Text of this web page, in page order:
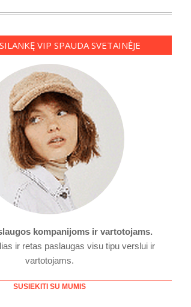
VIP SPAUDA SVETAINĖJE
kompanijoms ir vartotojams.
ir retas paslaugas visu tipu verslui ir
vartotojams.
SUSIEKITI SU MUMIS